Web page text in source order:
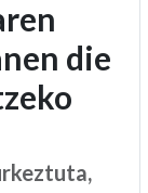
die